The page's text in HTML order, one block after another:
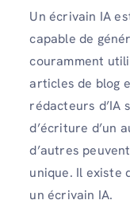
Un écrivain IA
capable de
couramment
articles de blog
rédacteurs d’IA
d’écriture d’un
d’autres
unique. Il existe
un écrivain IA.